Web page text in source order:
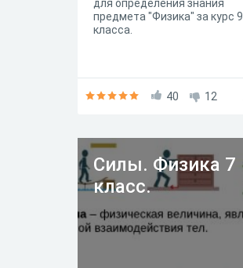
для определения знания
предмета "Физика" за курс 9
класса.
40 12
Силы. Физика 7
класс.